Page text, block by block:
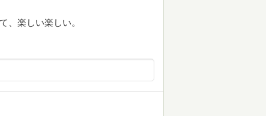
、楽しい楽しい。